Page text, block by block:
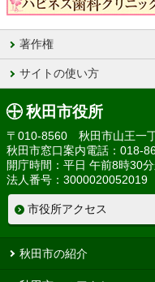
著作権
サイトの使い方
秋田市役所
〒010-8560 秋田市山王一
秋田市窓口案内電話：018-
開庁時間：平日 午前8時30
法人番号：3000020052019
市役所アクセス
秋田市の紹介